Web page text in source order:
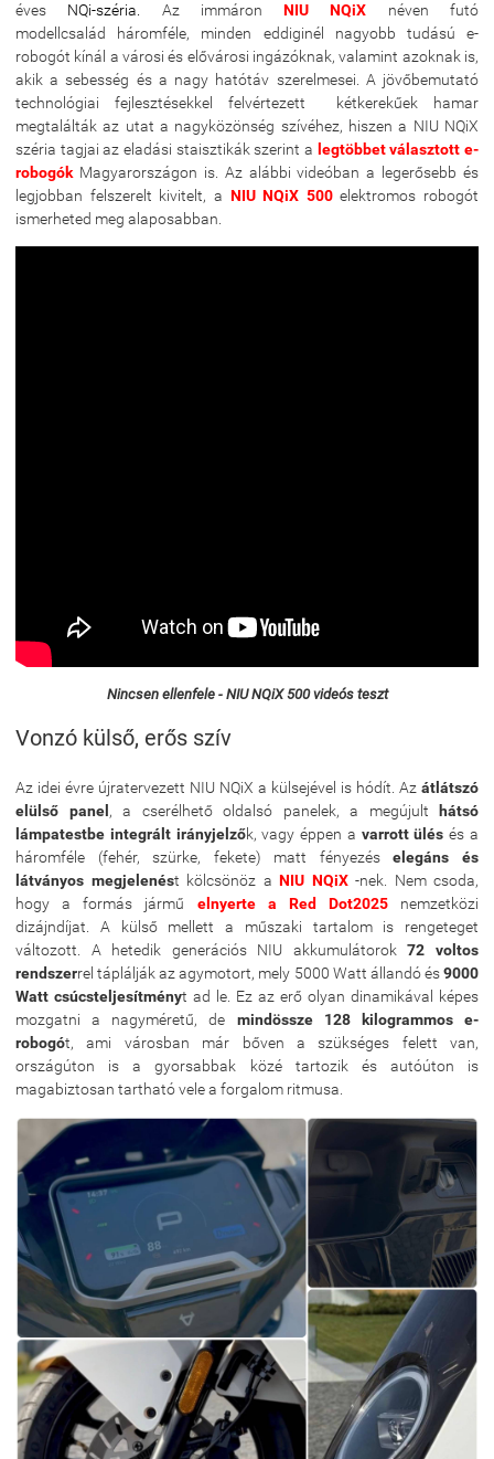
éves NQi-széria. Az immáronNIU NQiX néven futó
modellcsalád háromféle, minden eddiginél nagyobb tudású e-
robogót kínál a városi és elővárosi ingázóknak, valamint azoknak is,
akik a sebesség és a nagy hatótáv szerelmesei. A jövőbemutató
technológiai fejlesztésekkel felvértezett kétkerekűek hamar
megtalálták az utat a nagyközönség szívéhez, hiszen a NIU NQiX
széria tagjai az eladási staisztikák szerint a legtöbbet választott e-
robogók Magyarországon is. Az alábbi videóban a legerősebb és
legjobban felszerelt kivitelt, a NIU NQiX 500elektromos robogót
ismerheted meg alaposabban.
Nincsen ellenfele - NIU NQiX 500 videós teszt
Vonzó külső, erős szív
Az idei évre újratervezett NIU NQiX a külsejével is hódít. Az átlátszó
elülső panel , a cserélhető oldalsó panelek, a megújult hátsó
lámpatestbe integrált irányjelzők, vagy éppen a varrott ülés és a
háromféle (fehér, szürke, fekete) matt fényezéselegáns és
látványos megjelenést kölcsönöz a NIU NQiX-nek. Nem csoda,
hogy a formás jármű elnyerte a Red Dot2025
nemzetközi
dizájndíjat. A külső mellett a műszaki tartalom is rengeteget
változott. A hetedik generációs NIU akkumulátorok72 voltos
rendszerrel táplálják az agymotort, mely 5000 Watt állandó és9000
Watt csúcsteljesítményt ad le. Ez az erő olyan dinamikával képes
mozgatni a nagyméretű, de mindössze 128 kilogrammos e-
robogót, ami városban már bőven a szükséges felett van,
országúton is a gyorsabbak közé tartozik és autóúton is
magabiztosan tartható vele a forgalom ritmusa.